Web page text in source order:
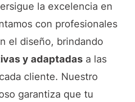
la excelencia en
con profesionales
el diseño, brindando
y adaptadas a las
cliente. Nuestro
garantiza que tu